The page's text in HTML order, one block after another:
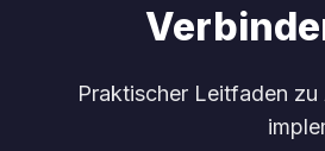
Praktischer Leitfaden